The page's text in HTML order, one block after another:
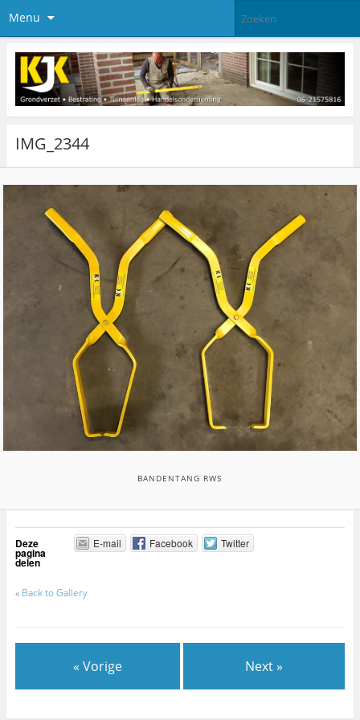
Menu
IMG_2344
BANDENTANG RWS
Deze
pagina
delen
E-mail Facebook Twitter
« Back to Gallery
« Vorige Next »